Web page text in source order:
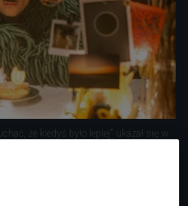
że kiedyś było lepiej" ukazał się w
nowymi piosenkami. Z
jego 40. urodziny.